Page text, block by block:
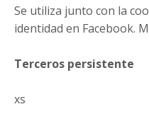
Se utiliza junto con la
identidad en Facebook.
Terceros persistente
xs